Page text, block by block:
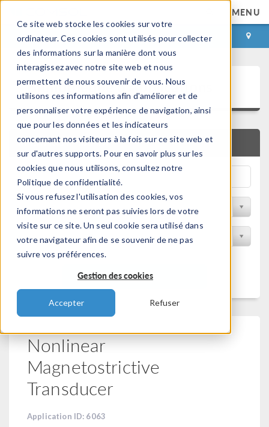
Ce site web stocke les cookies sur votre
ordinateur. Ces cookies sont utilisés pour collecter
des informations sur la manière dont vous
interagissez avec notre site web et nous
permettent de nous souvenir de vous. Nous
utilisons ces informations afin d'améliorer et de
personnaliser votre expérience de navigation, ainsi
que pour les données et les indicateurs
concernant nos visiteurs à la fois sur ce site web et
sur d'autres supports. Pour en savoir plus sur les
cookies que nous utilisons, consultez notre
Politique de confidentialité.
Si vous refusez l'utilisation des cookies, vos
informations ne seront pas suivies lors de votre
visite sur ce site. Un seul cookie sera utilisé dans
votre navigateur afin de se souvenir de ne pas
suivre vos préférences.
Gestion des cookies
Accepter Refuser
MENU
CONNEXION CONTACT
Bibliothèque d'Applications
RECHERCHE RAPIDE
Trier par Discipline
Filtrer par produit
Filtrer
Nonlinear
Magnetostrictive
Transducer
Application ID: 6063